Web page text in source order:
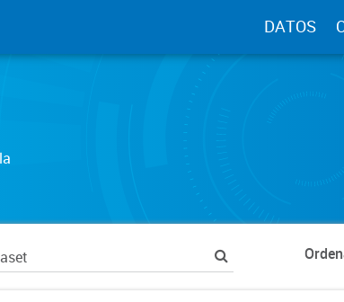
DATOS